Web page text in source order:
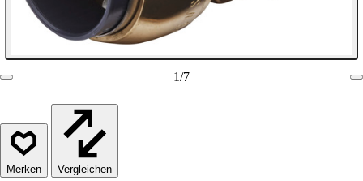
1/7
Vergleichen